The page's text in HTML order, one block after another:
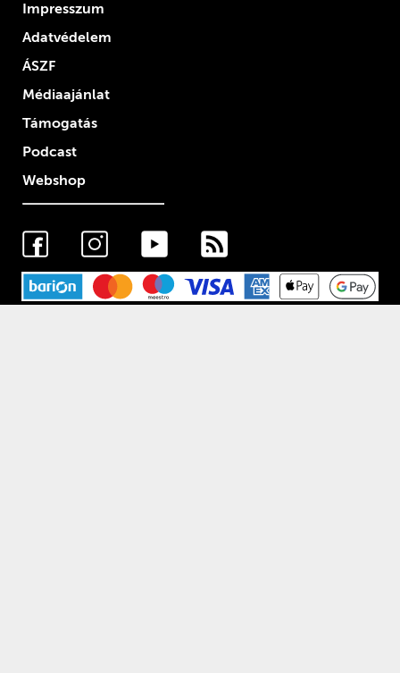
Impresszum
Adatvédelem
ÁSZF
Médiaajánlat
Támogatás
Podcast
Webshop